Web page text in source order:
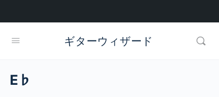
ギターウィザード
E♭